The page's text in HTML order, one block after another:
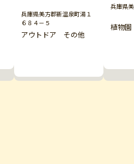
兵庫県美方郡新温泉町湯１
６８４－５
アウトドア その他
兵庫県
植物園